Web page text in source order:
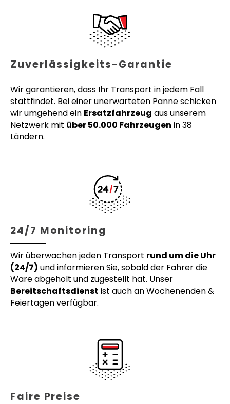
Zuverlässigkeits-Garantie
Wir garantieren, dass Ihr Transport in jedem Fall
stattfindet. Bei einer unerwarteten Panne schicken
wir umgehend ein Ersatzfahrzeug aus unserem
Netzwerk mit über 50.000 Fahrzeugen in 38
Ländern.
24/7 Monitoring
Wir überwachen jeden Transport rund um die Uhr
(24/7) und informieren Sie, sobald der Fahrer die
Ware abgeholt und zugestellt hat. Unser
Bereitschaftsdienst ist auch an Wochenenden &
Feiertagen verfügbar.
Faire Preise